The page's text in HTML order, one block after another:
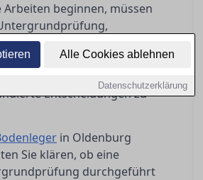
Alle Cookies ablehnen
Datenschutzerklärung
Arbeiten beginnen, müssen
Gewährleistung geklärt sein,
zu vermeiden. Dieser
Entscheidungen zu
in Oldenburg
Sie klären, ob eine
durchgeführt